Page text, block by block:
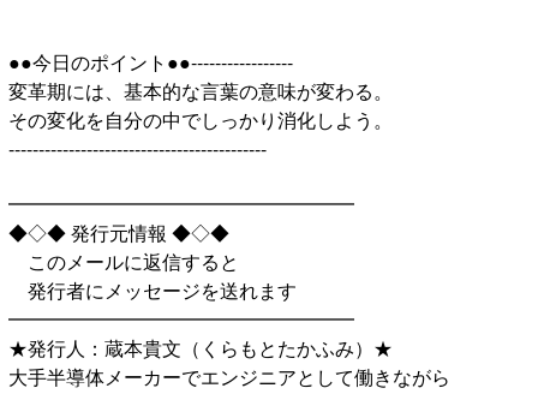
●●今日のポイント●●-----------------
変革期には、基本的な言葉の意味が変わる。
その変化を自分の中でしっかり消化しよう。
-------------------------------------------
━━━━━━━━━━━━━━━━━━
◆◇◆ 発行元情報 ◆◇◆
このメールに返信すると
発行者にメッセージを送れます
━━━━━━━━━━━━━━━━━━
★発行人：蔵本貴文（くらもとたかふみ）★
大手半導体メーカーでエンジニアとして働きながら